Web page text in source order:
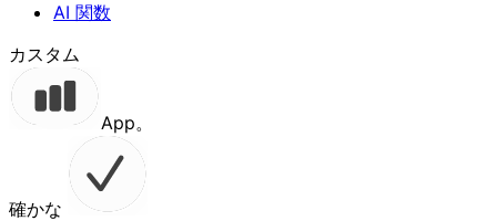
AI 関数
カスタム
App。
確かな